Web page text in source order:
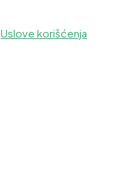
Uslove korišćenja